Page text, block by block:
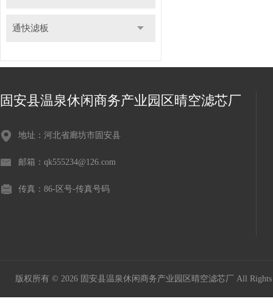
通快滤板
固安县温泉休闲商务产业园区晴空滤芯厂
地址：河北省廊坊市固安县
邮箱：qk555234@126.com
传真：86-区号-传真号码
版权所有 © 2026 固安县温泉休闲商务产业园区晴空滤芯厂 All